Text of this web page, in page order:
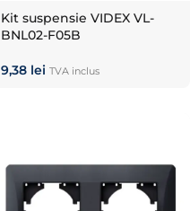
Kit suspensie VIDEX VL-
BNL02-F05B
9,38 lei TVA inclus